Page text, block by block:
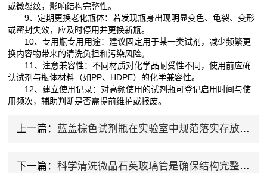
或微裂纹，影响结构完整性。
9、定期更换老化瓶体：若发现瓶身出现明显变色、龟裂、变形
或密封失效，应及时停用并更换新瓶。
10、专用瓶专用用途：建议固定用于某一类试剂，减少频繁更
换内容物带来的清洗负担和污染风险。
11、注意兼容性：不同材质对化学品耐受性不同，使用前应确
认试剂与瓶体材料（如PP、HDPE）的化学兼容性。
12、建立使用记录：对高频使用的试剂瓶可登记启用时间与使
用频次，辅助判断是否需提前维护或报废。
上一篇： 蓝盖棕色试剂瓶在实验室中规范落实存放要求分享
下一篇： 科学清洗微晶石英玻璃管是确保结构完整性的关键